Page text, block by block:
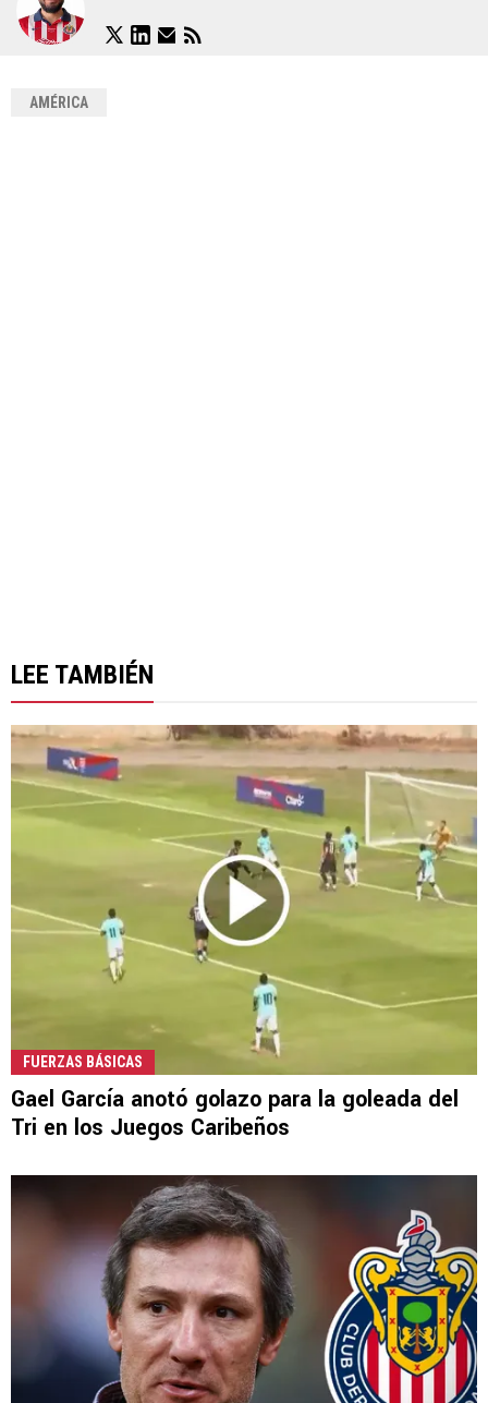
AMÉRICA
LEE TAMBIÉN
FUERZAS BÁSICAS
Gael García anotó golazo para la goleada del
Tri en los Juegos Caribeños